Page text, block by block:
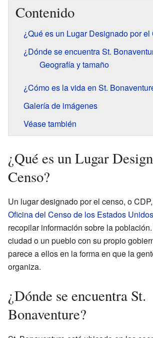
Contenido
¿Qué es un Lugar Designado por el
¿Dónde se encuentra St.
Geografía y tamaño
¿Cómo es la vida en St.
Galería de imágenes
Véase también
¿Qué es un Lugar
Censo?
Un lugar designado por el censo, o
Oficina del Censo de los Estados Unidos
recopilar información sobre la
ciudad o un pueblo con su propio
parece a ellos en la forma en que la
organiza.
¿Dónde se encuentra St.
Bonaventure?